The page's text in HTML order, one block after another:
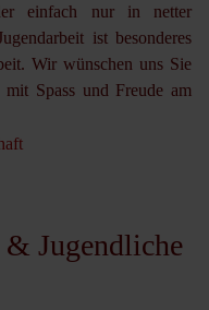
einfach nur in netter
ist besonderes
Wir wünschen uns Sie
Spass und Freude am
Jugendliche